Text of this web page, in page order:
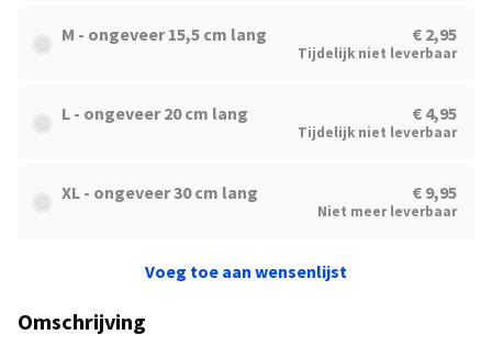
M - ongeveer 15,5 cm lang € 2,95
Tijdelijk niet leverbaar
L - ongeveer 20 cm lang € 4,95
Tijdelijk niet leverbaar
XL - ongeveer 30 cm lang € 9,95
Niet meer leverbaar
Voeg toe aan wensenlijst
Omschrijving